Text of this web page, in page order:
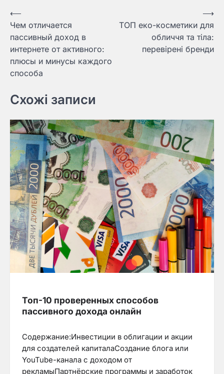
Навигация
по
записям
⟵
Чем отличается
пассивный доход в
интернете от активного:
плюсы и минусы каждого
способа
ТОП еко-косметики для
обличчя та тіла:
перевірені бренди
⟶
Схожі записи
Топ-10 проверенных способов
пассивного дохода онлайн
Содержание:Инвестиции в облигации и акции
для создателей капиталаСоздание блога или
YouTube-канала с доходом от
рекламыПартнёрские программы и заработок